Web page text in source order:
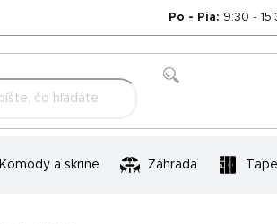
Po - Pia: 9:30 -
Komody a skrine Záhrada